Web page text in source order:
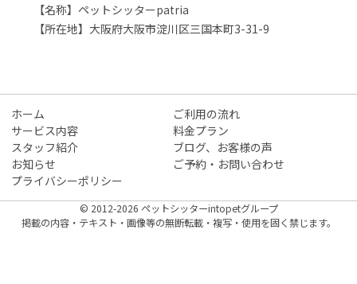
【名称】ペットシッターpatria
【所在地】大阪府大阪市淀川区三国本町3-31-9
ホーム
ご利用の流れ
サービス内容
料金プラン
スタッフ紹介
ブログ、お客様の声
お知らせ
ご予約・お問い合わせ
プライバシーポリシー
© 2012-2026 ペットシッターintopetグループ
掲載の内容・テキスト・画像等の無断転載・複写・使用を固く禁じます。